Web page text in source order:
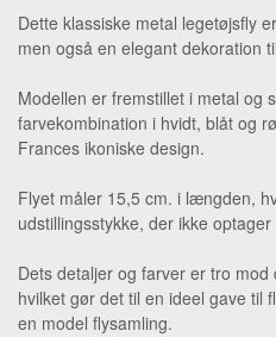
Dette klassiske metal legetøjsfly
men også en elegant dekoration
Modellen er fremstillet i metal og
farvekombination i hvidt, blåt og
Frances ikoniske design.
Flyet måler 15,5 cm. i længden,
udstillingsstykke, der ikke
Dets detaljer og farver er tro
hvilket gør det til en ideel gave til
en model flysamling.